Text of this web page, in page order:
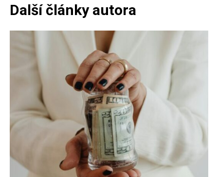
Další články autora